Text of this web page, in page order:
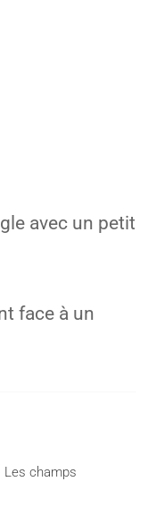
avec un petit
face à un
Les champs